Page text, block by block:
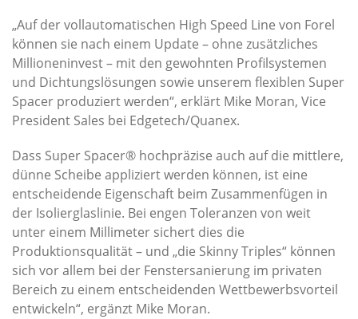
„Auf der vollautomatischen High Speed Line von Forel
können sie nach einem Update – ohne zusätzliches
Millioneninvest – mit den gewohnten Profilsystemen
und Dichtungslösungen sowie unserem flexiblen Super
Spacer produziert werden“, erklärt Mike Moran, Vice
President Sales bei Edgetech/Quanex.
Dass Super Spacer® hochpräzise auch auf die mittlere,
dünne Scheibe appliziert werden können, ist eine
entscheidende Eigenschaft beim Zusammenfügen in
der Isolierglaslinie. Bei engen Toleranzen von weit
unter einem Millimeter sichert dies die
Produktionsqualität – und „die Skinny Triples“ können
sich vor allem bei der Fenstersanierung im privaten
Bereich zu einem entscheidenden Wettbewerbsvorteil
entwickeln“, ergänzt Mike Moran.